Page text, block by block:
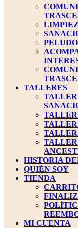
TALLERES
TALLER
TALLER
HISTORIA
QUIÉN SOY
TIENDA
MI CUENTA